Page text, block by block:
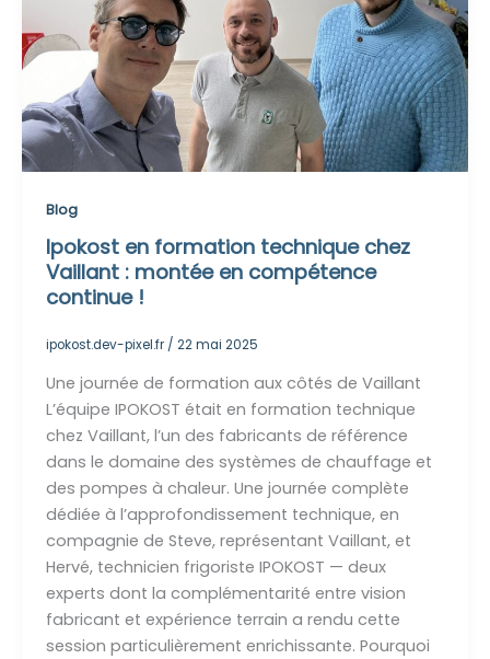
Blog
Ipokost en formation technique chez
Vaillant : montée en compétence
continue !
ipokost.dev-pixel.fr / 22 mai 2025
Une journée de formation aux côtés de Vaillant
L’équipe IPOKOST était en formation technique
chez Vaillant, l’un des fabricants de référence
dans le domaine des systèmes de chauffage et
des pompes à chaleur. Une journée complète
dédiée à l’approfondissement technique, en
compagnie de Steve, représentant Vaillant, et
Hervé, technicien frigoriste IPOKOST — deux
experts dont la complémentarité entre vision
fabricant et expérience terrain a rendu cette
session particulièrement enrichissante. Pourquoi